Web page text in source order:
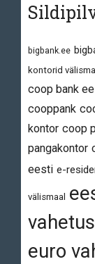
bigbank.ee
kontorid
coop bank
cooppank
kontor coop
pangakontor
eesti e-
välismaal
euro